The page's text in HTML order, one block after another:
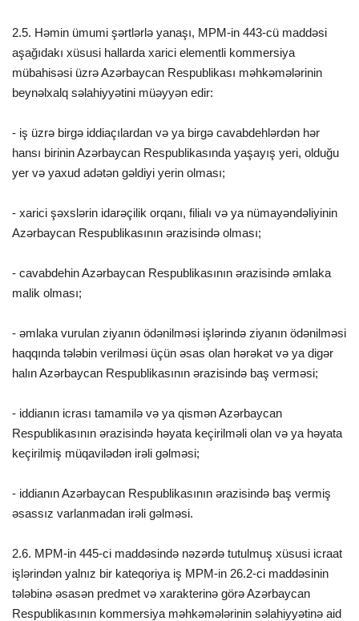
2.5. Həmin ümumi şərtlərlə yanaşı, MPM-in 443-cü maddəsi
aşağıdakı xüsusi hallarda xarici elementli kommersiya
mübahisəsi üzrə Azərbaycan Respublikası məhkəmələrinin
beynəlxalq səlahiyyətini müəyyən edir:
- iş üzrə birgə iddiaçılardan və ya birgə cavabdehlərdən hər
hansı birinin Azərbaycan Respublikasında yaşayış yeri, olduğu
yer və yaxud adətən gəldiyi yerin olması;
- xarici şəxslərin idarəçilik orqanı, filialı və ya nümayəndəliyinin
Azərbaycan Respublikasının ərazisində olması;
- cavabdehin Azərbaycan Respublikasının ərazisində əmlaka
malik olması;
- əmlaka vurulan ziyanın ödənilməsi işlərində ziyanın ödənilməsi
haqqında tələbin verilməsi üçün əsas olan hərəkət və ya digər
halın Azərbaycan Respublikasının ərazisində baş verməsi;
- iddianın icrası tamamilə və ya qismən Azərbaycan
Respublikasının ərazisində həyata keçirilməli olan və ya həyata
keçirilmiş müqavilədən irəli gəlməsi;
- iddianın Azərbaycan Respublikasının ərazisində baş vermiş
əsassız varlanmadan irəli gəlməsi.
2.6. MPM-in 445-ci maddəsində nəzərdə tutulmuş xüsusi icraat
işlərindən yalnız bir kateqoriya iş MPM-in 26.2-ci maddəsinin
tələbinə əsasən predmet və xarakterinə görə Azərbaycan
Respublikasının kommersiya məhkəmələrinin səlahiyyətinə aid